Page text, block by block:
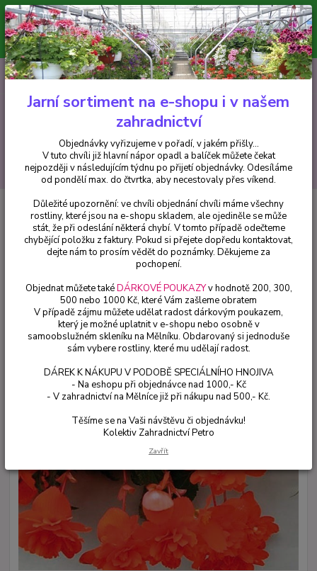
Minimální hodnota pro odeslání z e-shopu je 300 Kč.
V tuto chvíli již hlavní nápor objednávek opadl a balíček můžete čekat
nejpozději v následujícím týdnu po přijetí objednávky. Objednávky
vyřizujeme v pořadí, v jakém přišly...
CZK
Hledat
+420 602 223 614 0ks
za0 Kč
Begonie Begonia Chanson -oranžová převislá - 1 ks
Begonia Chanson -oranžová
převislá - 1 ks
Jarní sortiment na e-shopu i v našem
zahradnictví
Objednávky vyřizujeme v pořadí, v jakém přišly...
V tuto chvíli již hlavní nápor opadl a balíček můžete čekat
nejpozději v následujícím týdnu po přijetí objednávky. Odesíláme
od pondělí max. do čtvrtka, aby necestovaly přes víkend.
Důležité upozornění: ve chvíli objednání chvíli máme všechny
rostliny, které jsou na e-shopu skladem, ale ojediněle se může
stát, že při odeslání některá chybí. V tomto případě odečteme
chybějící položku z faktury. Pokud si přejete dopředu kontaktovat,
dejte nám to prosím vědět do poznámky. Děkujeme za
pochopení.
Objednat můžete takéDÁRKOVÉ POUKAZYv hodnotě 200, 300,
500 nebo 1000 Kč, které Vám zašleme obratem
V případě zájmu můžete udělat radost dárkovým poukazem,
který je možné uplatnit v e-shopu nebo osobně v
samoobslužném skleníku na Mělníku. Obdarovaný si jednoduše
sám vybere rostliny, které mu udělají radost.
DÁREK K NÁKUPU V PODOBĚ SPECIÁLNÍHO HNOJIVA
- Na eshopu při objednávce nad 1000,- Kč
- V zahradnictví na Mělníce již při nákupu nad 500,- Kč.
Těšíme se na Vaši návštěvu či objednávku!
Kolektiv Zahradnictví Petro
Zavřít